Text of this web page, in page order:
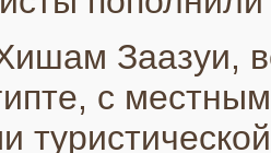
Заазуи,
с